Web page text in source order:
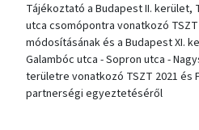
Tájékoztató a Budapest II. kerület,
utca csomópontra vonatkozó TSZT
módosításának és a Budapest XI.
Galambóc utca - Sopron utca -
területre vonatkozó TSZT 2021 és FRSZ eseti
partnerségi egyeztetéséről